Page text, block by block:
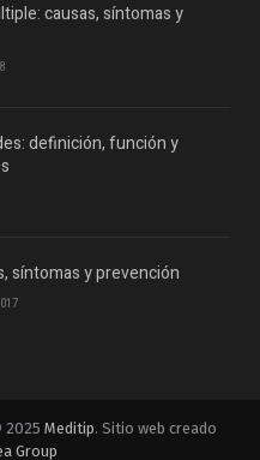
causas, síntomas y
definición, función y
síntomas y prevención
2025 Meditip. Sitio web creado
Group